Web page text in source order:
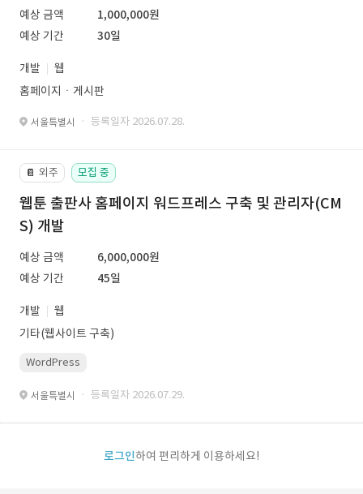
예상 금액
1,000,000원
예상 기간
30일
개발
웹
홈페이지ㆍ게시판
서울특별시 · 등록일자 2026.07.28.
📔 외주 모집 중
웹툰 출판사 홈페이지 워드프레스 구축 및 관리자(CM
S) 개발
예상 금액
6,000,000원
예상 기간
45일
개발
웹
기타(웹사이트 구축)
WordPress
서울특별시 · 등록일자 2026.07.29.
로그인하여 편리하게 이용하세요!